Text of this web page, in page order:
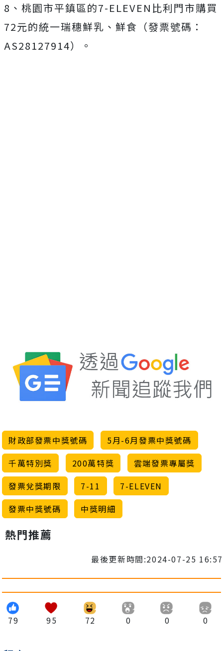
8、桃園市平鎮區的7-ELEVEN比利門市購買
72元的統一瑞穗鮮乳、鮮食（發票號碼：
AS28127914）。
財政部發票中獎號碼
5月-6月發票中獎號碼
千萬特別獎
200萬特獎
雲端發票專屬獎
發票兌獎期限
7-11
7-ELEVEN
發票中獎號碼
中獎明細
熱門推薦
最後更新時間:2024-07-25 16:57
79 95 72 0 0 0